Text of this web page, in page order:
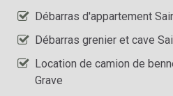
Débarras d'appartement
Débarras grenier et cave
Location de camion de
Grave